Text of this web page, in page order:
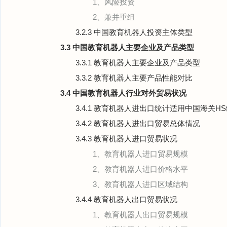
1、风险投资
2、兼并重组
3.2.3 中国教育机器人投资主体类型
3.3 中国教育机器人主要企业及产品类型
3.3.1 教育机器人主要企业及产品类型
3.3.2 教育机器人主要产品性能对比
3.4 中国教育机器人行业对外贸易状况
3.4.1 教育机器人进出口统计适用中国海关
3.4.2 教育机器人进出口贸易总体情况
3.4.3 教育机器人进口贸易状况
1、教育机器人进口贸易规模
2、教育机器人进口价格水平
3、教育机器人进口区域结构
3.4.4 教育机器人出口贸易状况
1、教育机器人出口贸易规模